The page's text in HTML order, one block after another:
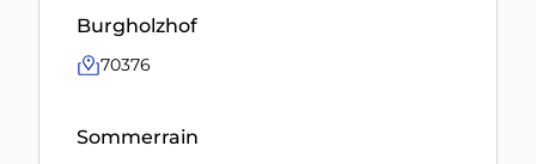
Burgholzhof
70376
Sommerrain